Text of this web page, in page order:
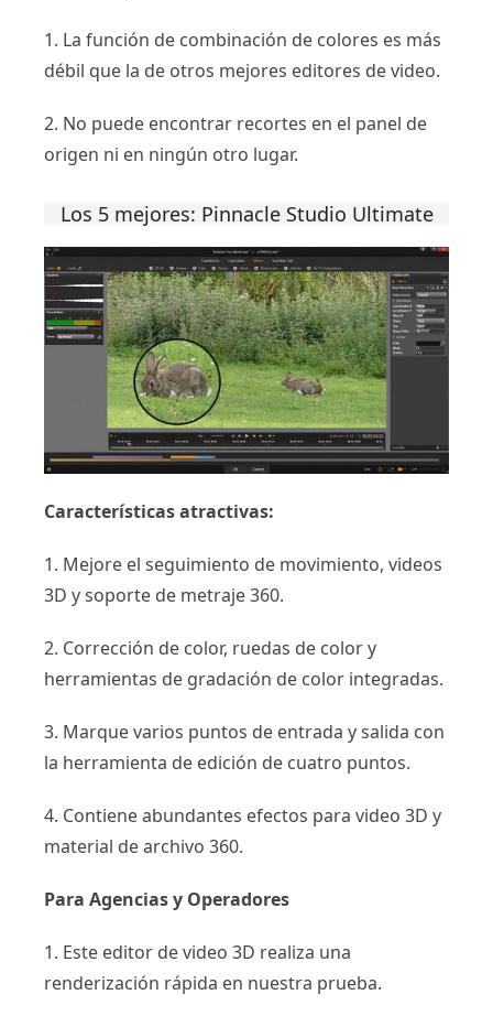
1. La función de combinación de colores es más
débil que la de otros mejores editores de video.
2. No puede encontrar recortes en el panel de
origen ni en ningún otro lugar.
Los 5 mejores: Pinnacle Studio Ultimate
Características atractivas:
1. Mejore el seguimiento de movimiento, videos
3D y soporte de metraje 360.
2. Corrección de color, ruedas de color y
herramientas de gradación de color integradas.
3. Marque varios puntos de entrada y salida con
la herramienta de edición de cuatro puntos.
4. Contiene abundantes efectos para video 3D y
material de archivo 360.
Para Agencias y Operadores
1. Este editor de video 3D realiza una
renderización rápida en nuestra prueba.